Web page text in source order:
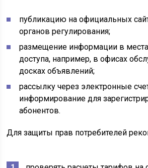
публикацию на официальных
органов регулирования;
размещение информации в
доступа, например, в офисах
досках объявлений;
рассылку через электронные
информирование для
абонентов.
Для защиты прав потребителей